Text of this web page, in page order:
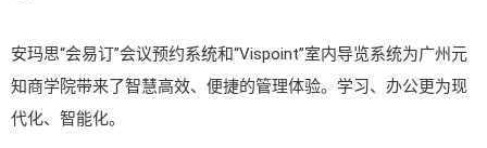
安玛思“会易订”会议预约系统和“Vispoint”室内导览系统为广州元
知商学院带来了智慧高效、便捷的管理体验。学习、办公更为现
代化、智能化。